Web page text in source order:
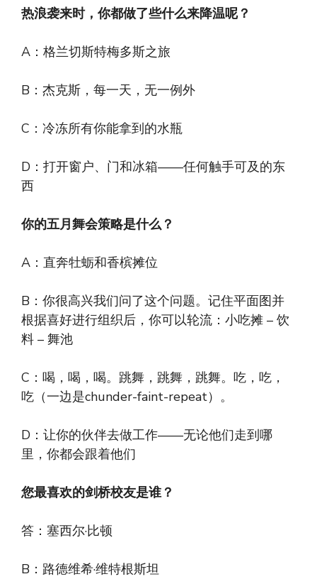
热浪袭来时，你都做了些什么来降温呢？
A：格兰切斯特梅多斯之旅
B：杰克斯，每一天，无一例外
C：冷冻所有你能拿到的水瓶
D：打开窗户、门和冰箱——任何触手可及的东
西
你的五月舞会策略是什么？
A：直奔牡蛎和香槟摊位
B：你很高兴我们问了这个问题。记住平面图并
根据喜好进行组织后，你可以轮流：小吃摊 – 饮
料 – 舞池
C：喝，喝，喝。跳舞，跳舞，跳舞。吃，吃，
吃（一边是chunder-faint-repeat）。
D：让你的伙伴去做工作——无论他们走到哪
里，你都会跟着他们
您最喜欢的剑桥校友是谁？
答：塞西尔·比顿
B：路德维希·维特根斯坦